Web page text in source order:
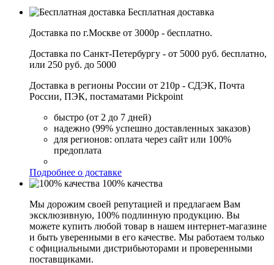
Бесплатная доставка
Доставка по г.Москве от 3000р - бесплатно.
Доставка по Санкт-Петербургу - от 5000 руб. бесплатно,
или 250 руб. до 5000
Доставка в регионы России от 210р - СДЭК, Почта
России, ПЭК, постаматами Pickpoint
быстро (от 2 до 7 дней)
надежно (99% успешно доставленных заказов)
для регионов: оплата через сайт или 100%
предоплата
Подробнее о доставке
100% качества
Мы дорожим своей репутацией и предлагаем Вам
эксклюзивную, 100% подлинную продукцию. Вы
можете купить любой товар в нашем интернет-магазине
и быть уверенными в его качестве. Мы работаем только
с официальными дистрибьюторами и проверенными
поставщиками.